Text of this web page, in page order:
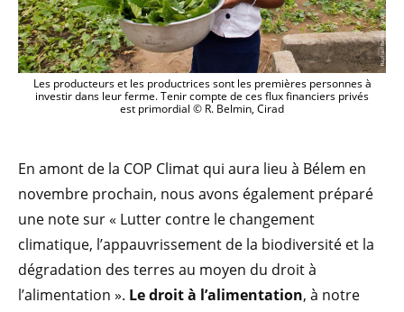
Les producteurs et les productrices sont les premières personnes à
investir dans leur ferme. Tenir compte de ces flux financiers privés
est primordial © R. Belmin, Cirad
En amont de la COP Climat qui aura lieu à Bélem en
novembre prochain, nous avons également préparé
une note sur « Lutter contre le changement
climatique, l’appauvrissement de la biodiversité et la
dégradation des terres au moyen du droit à
l’alimentation ». Le droit à l’alimentation, à notre